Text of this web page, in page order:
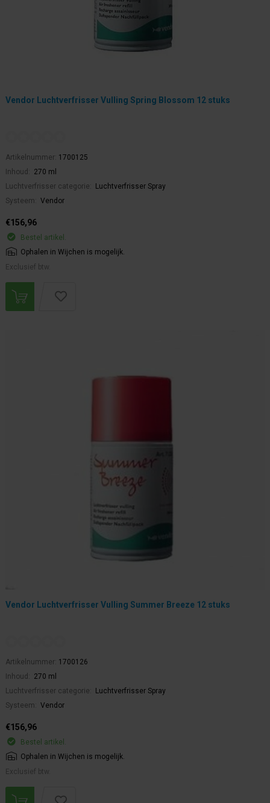
Vendor Luchtverfrisser Vulling Spring Blossom 12 stuks
Artikelnummer: 1700125
Inhoud:
270 ml
Luchtverfrisser categorie:
Luchtverfrisser Spray
Systeem:
Vendor
€156,96
Bestel artikel.
Ophalen in Wijchen is mogelijk.
Exclusief btw.
Vendor Luchtverfrisser Vulling Summer Breeze 12 stuks
Artikelnummer: 1700126
Inhoud:
270 ml
Luchtverfrisser categorie:
Luchtverfrisser Spray
Systeem:
Vendor
€156,96
Bestel artikel.
Ophalen in Wijchen is mogelijk.
Exclusief btw.